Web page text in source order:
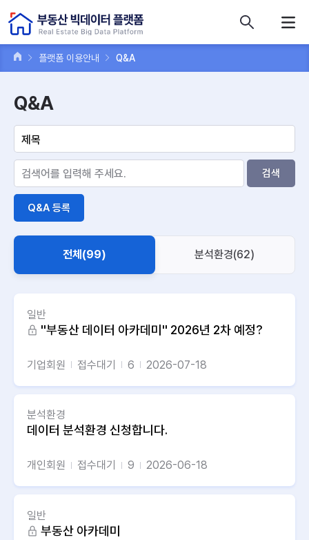
플랫폼 이용안내 Q&A
Q&A
검색
Q&A 등록
전체(99) 분석환경(62)
일반
''부동산 데이터 아카데미'' 2026년 2차 예정?
기업회원 접수대기 6 2026-07-18
분석환경
데이터 분석환경 신청합니다.
개인회원 접수대기 9 2026-06-18
일반
부동산 아카데미